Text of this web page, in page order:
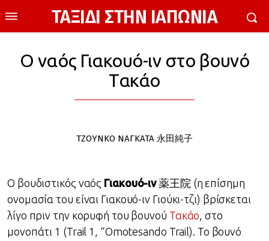
ΤΑΞΙΔΙ ΣΤΗΝ ΙΑΠΩΝΙΑ
Ο ναός Γιακουό-ιν στο βουνό
Τακάο
ΤΖΟΥΝΚΟ ΝΑΓΚΑΤΑ 永田純子
Ο βουδιστικός ναός Γιακουό-ιν薬王院 (η επίσημη
ονομασία του είναι Γιακουό-ιν Γιούκι-τζι) βρίσκεται
λίγο πριν την κορυφή του βουνού Τακάο, στο
μονοπάτι 1 (Trail 1, “Omotesando Trail). Το βουνό